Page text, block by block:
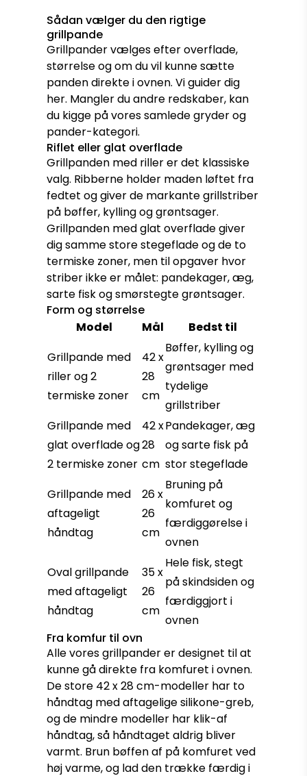
Sådan vælger du den rigtige
grillpande
Grillpander vælges efter overflade,
størrelse og om du vil kunne sætte
panden direkte i ovnen. Vi guider dig
her. Mangler du andre redskaber, kan
du kigge på vores samledegryder og
pander-kategori.
Riflet eller glat overflade
Grillpanden med riller er det klassiske
valg. Ribberne holder maden løftet fra
fedtet og giver de markante grillstriber
på bøffer, kylling og grøntsager.
Grillpanden med glat overflade giver
dig samme store stegeflade og de to
termiske zoner, men til opgaver hvor
striber ikke er målet: pandekager, æg,
sarte fisk og smørstegte grøntsager.
Form og størrelse
Model
Mål
Bedst til
Grillpande med
riller og 2
termiske zoner
42 x
28
cm
Bøffer, kylling og
grøntsager med
tydelige
grillstriber
Grillpande med
glat overflade og
2 termiske zoner
42 x
28
cm
Pandekager, æg
og sarte fisk på
stor stegeflade
Grillpande med
aftageligt
håndtag
26 x
26
cm
Bruning på
komfuret og
færdiggørelse i
ovnen
Oval grillpande
med aftageligt
håndtag
35 x
26
cm
Hele fisk, stegt
på skindsiden og
færdiggjort i
ovnen
Fra komfur til ovn
Alle vores grillpander er designet til at
kunne gå direkte fra komfuret i ovnen.
De store 42 x 28 cm-modeller har to
håndtag med aftagelige silikone-greb,
og de mindre modeller har klik-af
håndtag, så håndtaget aldrig bliver
varmt. Brun bøffen af på komfuret ved
høj varme, og lad den trække færdig i